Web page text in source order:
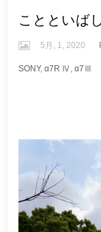
ことといばし
5月, 1, 2020
SONY,α7R Ⅳ ,α7Ⅲ